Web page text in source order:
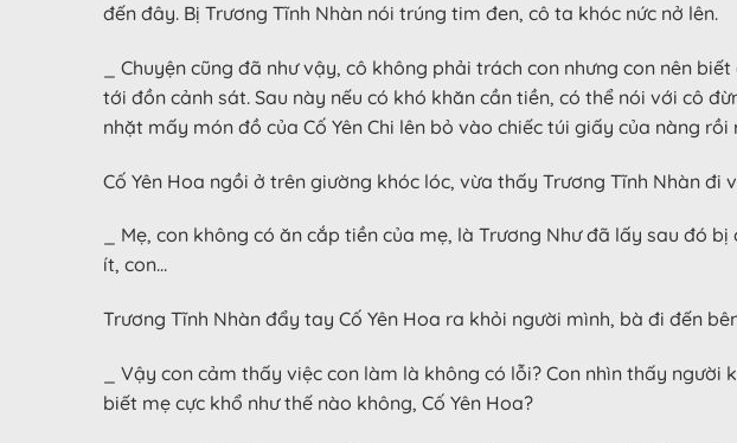
đến đây. Bị Trương Tĩnh Nhàn nói trúng tim đen, cô ta khóc nức nở lên.
_ Chuyện cũng đã như vậy, cô không phải trách con nhưng con nên
tới đồn cảnh sát. Sau này nếu có khó khăn cần tiền, có thể nói với cô
nhặt mấy món đồ của Cố Yên Chi lên bỏ vào chiếc túi giấy của nàng
Cố Yên Hoa ngồi ở trên giường khóc lóc, vừa thấy Trương Tĩnh Nhàn đi
_ Mẹ, con không có ăn cắp tiền của mẹ, là Trương Như đã lấy sau đó
ít, con…
Trương Tĩnh Nhàn đẩy tay Cố Yên Hoa ra khỏi người mình, bà đi đến
_ Vậy con cảm thấy việc con làm là không có lỗi? Con nhìn thấy
biết mẹ cực khổ như thế nào không, Cố Yên Hoa?